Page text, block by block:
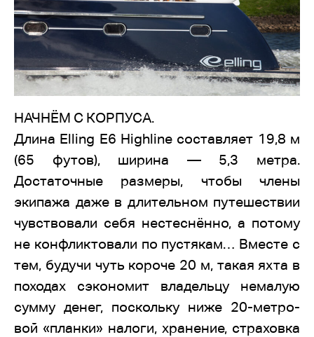
НАЧНЁМ С КОРПУСА.
Длина Elling E6 Highline составляет 19,8 м
(65 футов), ширина — 5,3 метра.
Достаточные размеры, чтобы члены
экипажа даже в длительном путешествии
чувствовали себя нестеснённо, а потому
не конфликтовали по пустякам… Вместе с
тем, будучи чуть короче 20 м, такая яхта в
походах сэкономит владельцу немалую
сумму денег, поскольку ниже 20-метро-
вой «планки» налоги, хранение, страховка